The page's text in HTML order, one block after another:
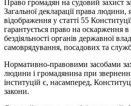
Право громадян на судовий захист
Загальної декларації права людини,
відображення у статті 55
гарантується право на оскарження в
бездіяльності органів державної
самоврядування, посадових та
Нормативно-правовими засобами
людини і громадянина при
інституцій є, насамперед,
закони.